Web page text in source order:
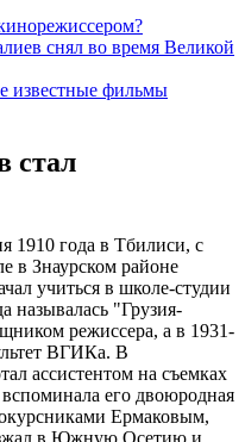
снял во время Великой
фильмы
стал
1910 года в Тбилиси, с
в Знаурском районе
учиться в школе-студии
называлась "Грузия-
режиссера, а в 1931-
ВГИКа. В
ассистентом на съемках
его двоюродная
Ермаковым,
в Южную Осетию и